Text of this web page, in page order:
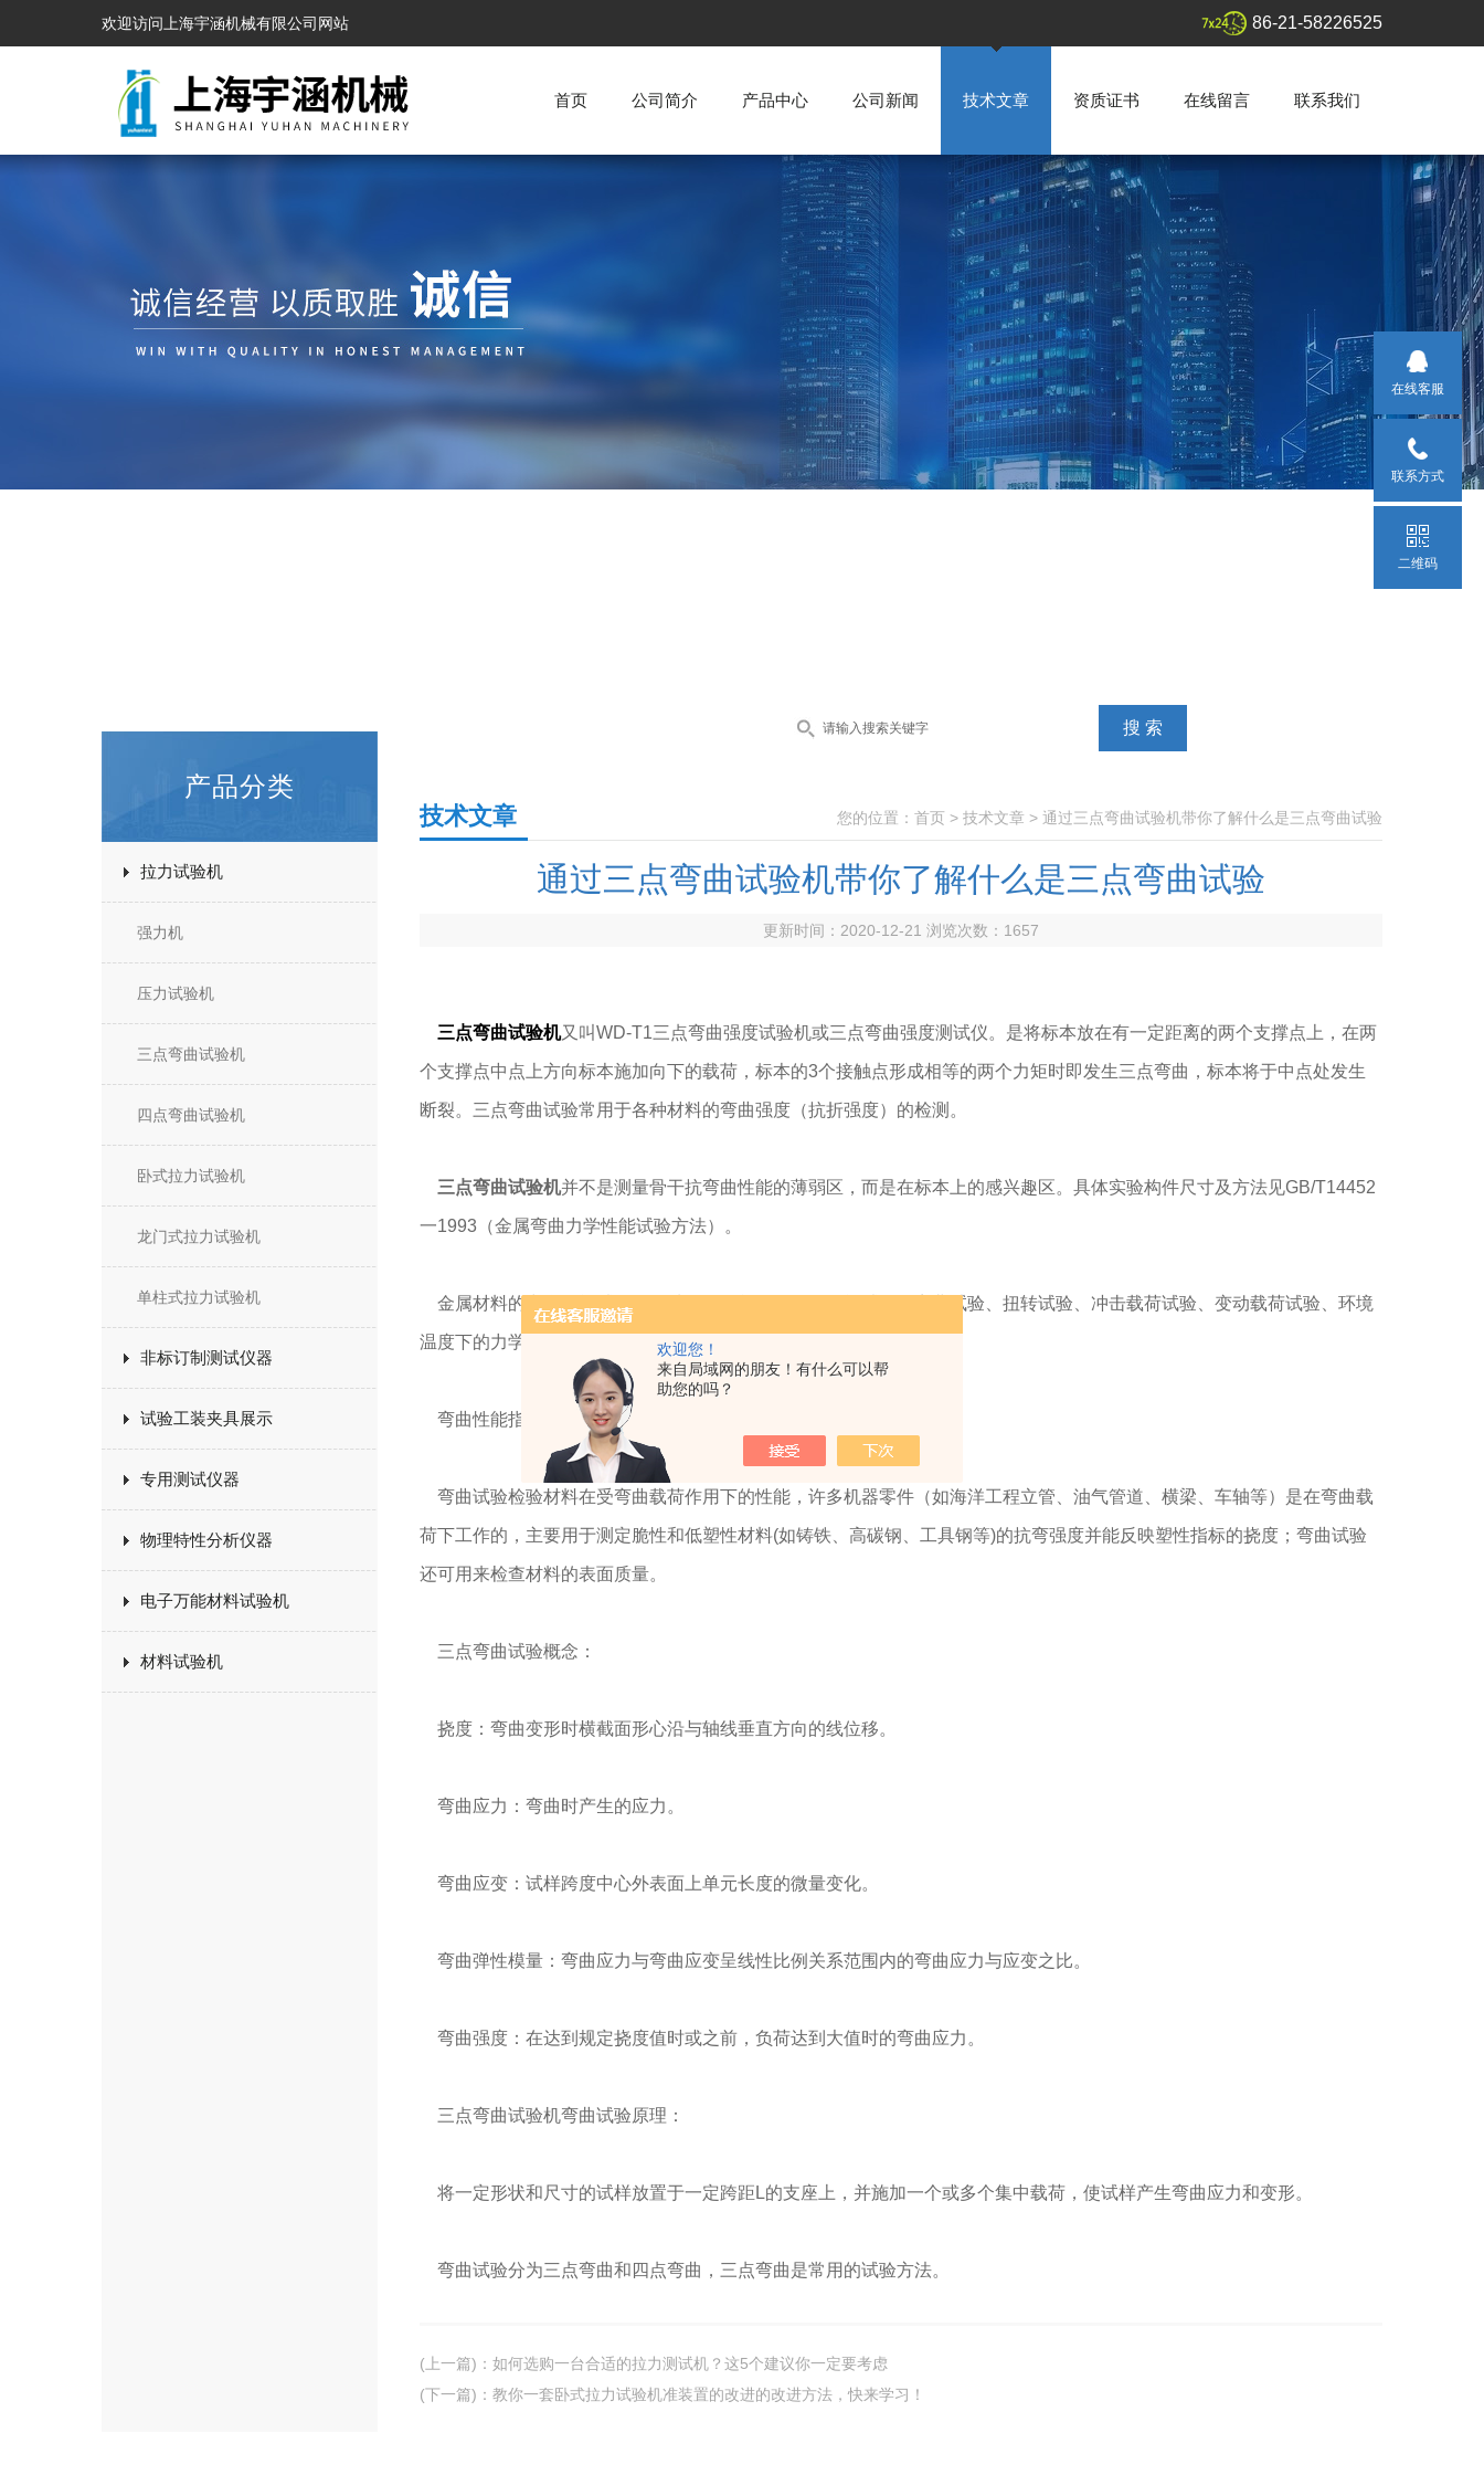
欢迎您！
来自局域网的朋友！有什么可以帮
助您的吗？
欢迎访问上海宇涵机械有限公司网站 86-21-58226525
首页 公司简介 产品中心 公司新闻 技术文章 资质证书 在线留言 联系我们
产品分类
拉力试验机
强力机
压力试验机
三点弯曲试验机
四点弯曲试验机
卧式拉力试验机
龙门式拉力试验机
单柱式拉力试验机
非标订制测试仪器
试验工装夹具展示
专用测试仪器
物理特性分析仪器
电子万能材料试验机
材料试验机
您的位置： 首页 > 技术文章 > 通过三点弯曲试验机带你了解什么是三点弯曲试验
技术文章
通过三点弯曲试验机带你了解什么是三点弯曲试验
更新时间：2020-12-21 浏览次数： 1657
三点弯曲试验机又叫WD-T1三点弯曲强度试验机或三点弯曲强度测试仪。是将标本放在有一定距离的两个支撑点上，在两
个支撑点中点上方向标本施加向下的载荷，标本的3个接触点形成相等的两个力矩时即发生三点弯曲，标本将于中点处发生
断裂。三点弯曲试验常用于各种材料的弯曲强度（抗折强度）的检测。
三点弯曲试验机并不是测量骨干抗弯曲性能的薄弱区，而是在标本上的感兴趣区。具体实验构件尺寸及方法见GB/T14452
一1993（金属弯曲力学性能试验方法）。
金属材料的力学性能试验有多种，例如单向静拉压性能试验、弯曲试验、扭转试验、冲击载荷试验、变动载荷试验、环境
温度下的力学性能试验等等，今天带您深入了解弯曲静力试验。
弯曲性能指材料承受弯曲载荷时的力学性能。
弯曲试验检验材料在受弯曲载荷作用下的性能，许多机器零件（如海洋工程立管、油气管道、横梁、车轴等）是在弯曲载
荷下工作的，主要用于测定脆性和低塑性材料(如铸铁、高碳钢、工具钢等)的抗弯强度并能反映塑性指标的挠度；弯曲试验
还可用来检查材料的表面质量。
三点弯曲试验概念：
挠度：弯曲变形时横截面形心沿与轴线垂直方向的线位移。
弯曲应力：弯曲时产生的应力。
弯曲应变：试样跨度中心外表面上单元长度的微量变化。
弯曲弹性模量：弯曲应力与弯曲应变呈线性比例关系范围内的弯曲应力与应变之比。
弯曲强度：在达到规定挠度值时或之前，负荷达到大值时的弯曲应力。
三点弯曲试验机弯曲试验原理：
将一定形状和尺寸的试样放置于一定跨距L的支座上，并施加一个或多个集中载荷，使试样产生弯曲应力和变形。
弯曲试验分为三点弯曲和四点弯曲，三点弯曲是常用的试验方法。
(上一篇) ： 如何选购一台合适的拉力测试机？这5个建议你一定要考虑
(下一篇) ： 教你一套卧式拉力试验机准装置的改进的改进方法，快来学习！
在线客服
联系方式
二维码